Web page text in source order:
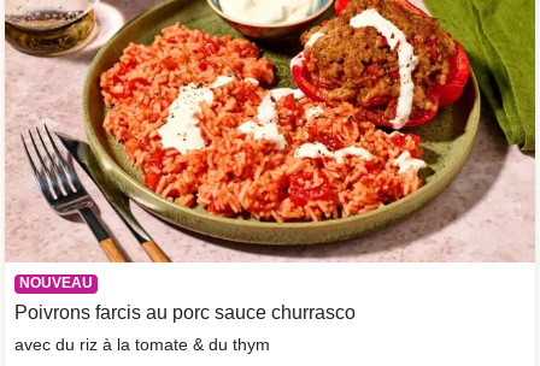
NOUVEAU
Poivrons farcis au porc sauce churrasco
avec du riz à la tomate & du thym